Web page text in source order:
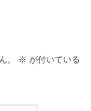
。 ※ が付いている